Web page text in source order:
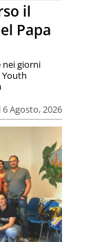
il
Papa
Agosto, 2026
nei giorni
Youth